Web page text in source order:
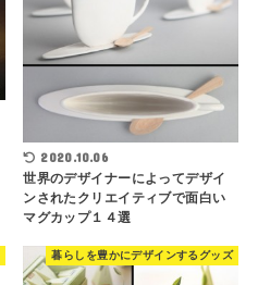
2020.10.06
世界のデザイナーによってデザイ
ンされたクリエイティブで面白い
マグカップ１４選
暮らしを豊かにデザインするグッズ